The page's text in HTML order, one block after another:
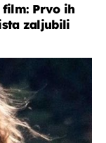
Prvo ih
zaljubili